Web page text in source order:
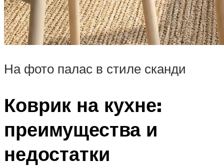
На фото палас в стиле сканди
Коврик на кухне:
преимущества и
недостатки